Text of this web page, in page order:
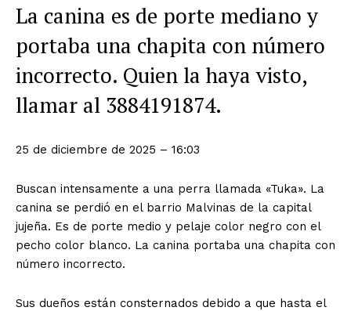
La canina es de porte mediano y
portaba una chapita con número
incorrecto. Quien la haya visto,
llamar al 3884191874.
25 de diciembre de 2025 – 16:03
Buscan intensamente a una perra llamada «Tuka». La
canina se perdió en el barrio Malvinas de la capital
jujeña. Es de porte medio y pelaje color negro con el
pecho color blanco. La canina portaba una chapita con
número incorrecto.
Sus dueños están consternados debido a que hasta el